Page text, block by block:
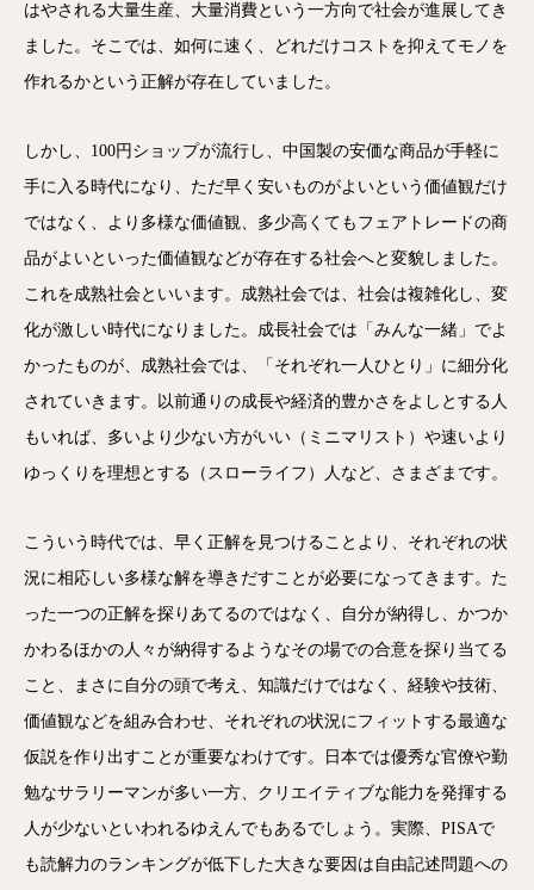
はやされる大量生産、大量消費という一方向で社会が進展してき
ました。そこでは、如何に速く、どれだけコストを抑えてモノを
作れるかという正解が存在していました。
しかし、100円ショップが流行し、中国製の安価な商品が手軽に
手に入る時代になり、ただ早く安いものがよいという価値観だけ
ではなく、より多様な価値観、多少高くてもフェアトレードの商
品がよいといった価値観などが存在する社会へと変貌しました。
これを成熟社会といいます。成熟社会では、社会は複雑化し、変
化が激しい時代になりました。成長社会では「みんな一緒」でよ
かったものが、成熟社会では、「それぞれ一人ひとり」に細分化
されていきます。以前通りの成長や経済的豊かさをよしとする人
もいれば、多いより少ない方がいい（ミニマリスト）や速いより
ゆっくりを理想とする（スローライフ）人など、さまざまです。
こういう時代では、早く正解を見つけることより、それぞれの状
況に相応しい多様な解を導きだすことが必要になってきます。た
った一つの正解を探りあてるのではなく、自分が納得し、かつか
かわるほかの人々が納得するようなその場での合意を探り当てる
こと、まさに自分の頭で考え、知識だけではなく、経験や技術、
価値観などを組み合わせ、それぞれの状況にフィットする最適な
仮説を作り出すことが重要なわけです。日本では優秀な官僚や勤
勉なサラリーマンが多い一方、クリエイティブな能力を発揮する
人が少ないといわれるゆえんでもあるでしょう。実際、PISAで
も読解力のランキングが低下した大きな要因は自由記述問題への